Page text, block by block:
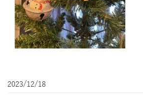
2023/12/18